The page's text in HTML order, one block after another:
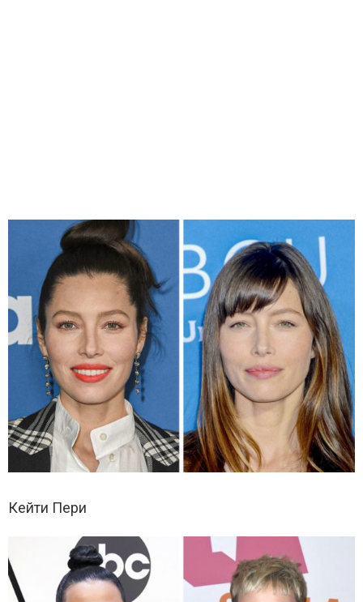
Кейти Пери